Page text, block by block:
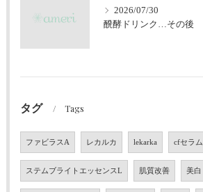
2026/07/30
醗酵ドリンク…その後
タグ Tags
ファビラスA レカルカ lekarka cfセラム
ステムブライトエッセンスL 肌質改善 美白